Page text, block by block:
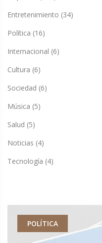
Entretenimiento (34)
Política (16)
Internacional (6)
Cultura (6)
Sociedad (6)
Música (5)
Salud (5)
Noticias (4)
Tecnología (4)
POLÍTICA